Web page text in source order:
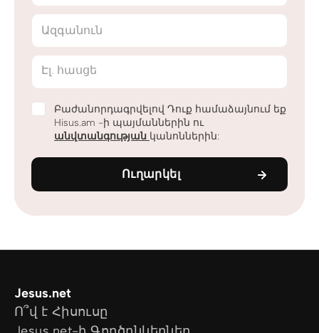
Ազգանուն
Էլ. հասցե
Բաժանորդագրվելով Դուք համաձայնում եք
Hisus.am -ի պայմաններին ու
անվտանգության կանոններին:
Ուղարկել
Jesus.net
Ո՞վ է Հիսուսը